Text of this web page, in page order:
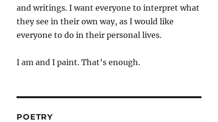
and writings. I want everyone to interpret what
they see in their own way, as I would like
everyone to do in their personal lives.
I am and I paint. That’s enough.
POETRY